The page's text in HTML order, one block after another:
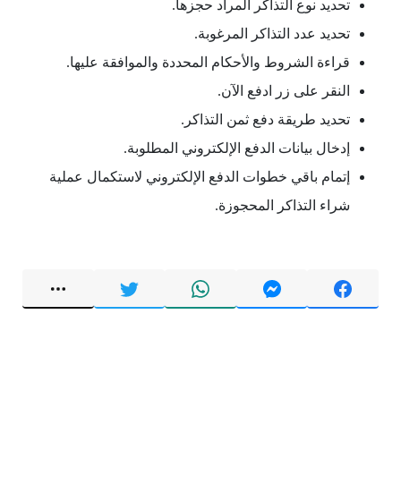
تحديد نوع التذاكر المراد حجزها.
تحديد عدد التذاكر المرغوبة.
قراءة الشروط والأحكام المحددة والموافقة عليها.
النقر على زر ادفع الآن.
تحديد طريقة دفع ثمن التذاكر.
إدخال بيانات الدفع الإلكتروني المطلوبة.
إتمام باقي خطوات الدفع الإلكتروني لاستكمال عملية
شراء التذاكر المحجوزة.